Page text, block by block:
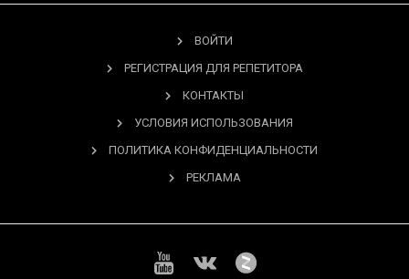
ВОЙТИ
РЕГИСТРАЦИЯ ДЛЯ РЕПЕТИТОРА
КОНТАКТЫ
УСЛОВИЯ ИСПОЛЬЗОВАНИЯ
ПОЛИТИКА КОНФИДЕНЦИАЛЬНОСТИ
РЕКЛАМА